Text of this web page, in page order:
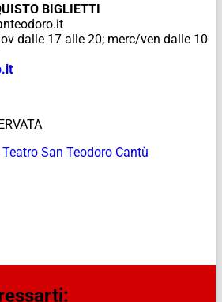
BIGLIETTI
dalle 17 alle 20; merc/ven dalle 10
Teatro San Teodoro Cantù